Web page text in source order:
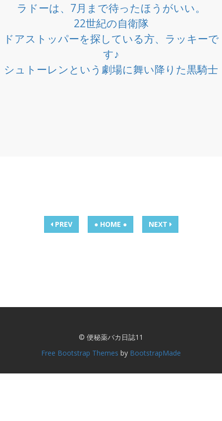
ラドーは、7月まで待ったほうがいい。
22世紀の自衛隊
ドアストッパーを探している方、ラッキーで
す♪
シュトーレンという劇場に舞い降りた黒騎士
PREV ● HOME ● NEXT
© 便秘薬バカ日誌11
Free Bootstrap Themes by BootstrapMade